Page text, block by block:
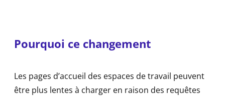
Pourquoi ce changement
Les pages d’accueil des espaces de travail peuvent
être plus lentes à charger en raison des requêtes